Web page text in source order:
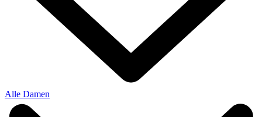
Alle Damen